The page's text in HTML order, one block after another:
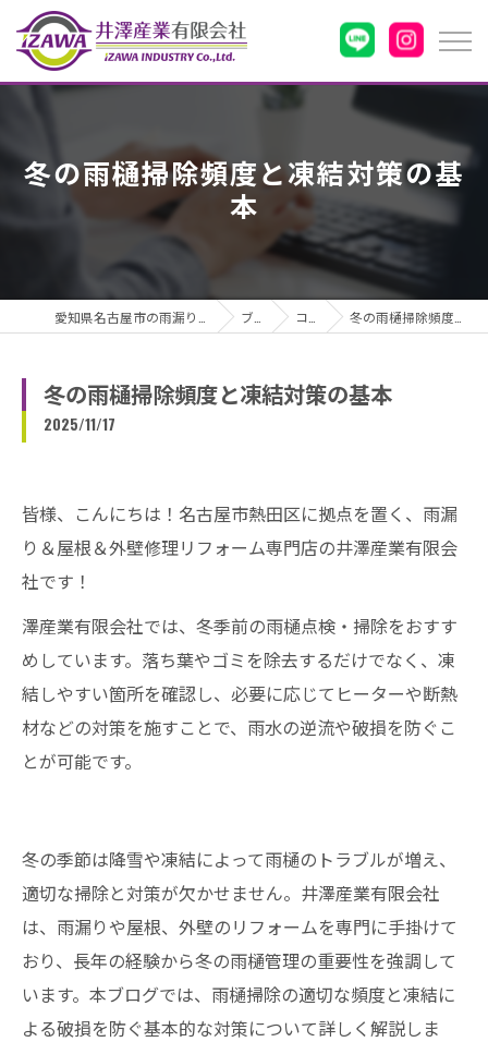
冬の雨樋掃除頻度と凍結対策の基
本
ブログ コラム 冬の雨樋掃除頻度と凍結対策の基本
冬の雨樋掃除頻度と凍結対策の基本
2025/11/17
皆様、こんにちは！名古屋市熱田区に拠点を置く、雨漏
り＆屋根＆外壁修理リフォーム専門店の井澤産業有限会
社です！
澤産業有限会社では、冬季前の雨樋点検・掃除をおすす
めしています。落ち葉やゴミを除去するだけでなく、凍
結しやすい箇所を確認し、必要に応じてヒーターや断熱
材などの対策を施すことで、雨水の逆流や破損を防ぐこ
とが可能です。
冬の季節は降雪や凍結によって雨樋のトラブルが増え、
適切な掃除と対策が欠かせません。井澤産業有限会社
は、雨漏りや屋根、外壁のリフォームを専門に手掛けて
おり、長年の経験から冬の雨樋管理の重要性を強調して
います。本ブログでは、雨樋掃除の適切な頻度と凍結に
よる破損を防ぐ基本的な対策について詳しく解説しま